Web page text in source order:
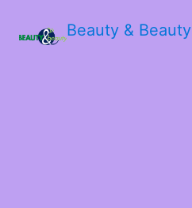
Beauty & Beauty